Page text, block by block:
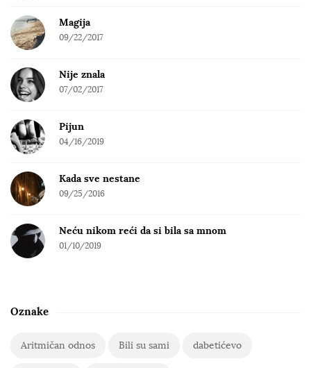
Magija
09/22/2017
Nije znala
07/02/2017
Pijun
04/16/2019
Kada sve nestane
09/25/2016
Neću nikom reći da si bila sa mnom
01/10/2019
Oznake
Aritmičan odnos Bili su sami dabetićevo